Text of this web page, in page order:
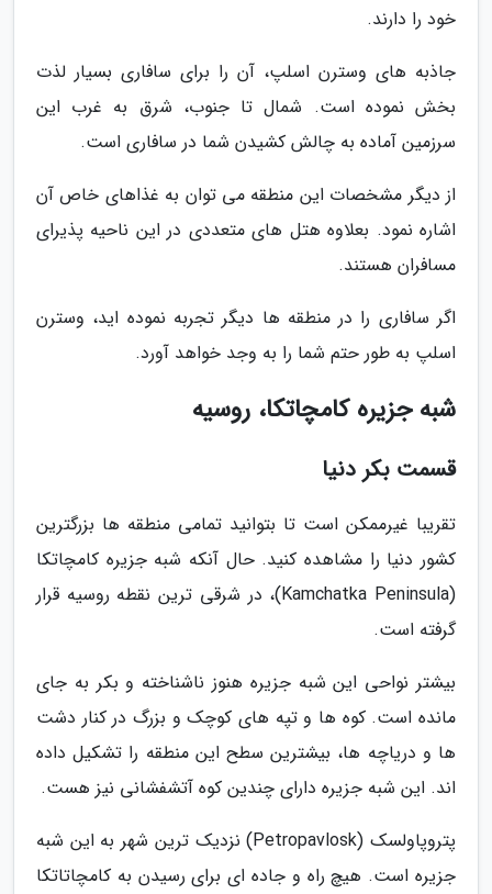
خود را دارند.
جاذبه های وسترن اسلپ، آن را برای سافاری بسیار لذت
بخش نموده است. شمال تا جنوب، شرق به غرب این
سرزمین آماده به چالش کشیدن شما در سافاری است.
از دیگر مشخصات این منطقه می توان به غذاهای خاص آن
اشاره نمود. بعلاوه هتل های متعددی در این ناحیه پذیرای
مسافران هستند.
اگر سافاری را در منطقه ها دیگر تجربه نموده اید، وسترن
اسلپ به طور حتم شما را به وجد خواهد آورد.
شبه جزیره کامچاتکا، روسیه
قسمت بکر دنیا
تقریبا غیرممکن است تا بتوانید تمامی منطقه ها بزرگترین
کشور دنیا را مشاهده کنید. حال آنکه شبه جزیره کامچاتکا
(Kamchatka Peninsula)، در شرقی ترین نقطه روسیه قرار
گرفته است.
بیشتر نواحی این شبه جزیره هنوز ناشناخته و بکر به جای
مانده است. کوه ها و تپه های کوچک و بزرگ در کنار دشت
ها و دریاچه ها، بیشترین سطح این منطقه را تشکیل داده
اند. این شبه جزیره دارای چندین کوه آتشفشانی نیز هست.
پتروپاولسک (Petropavlosk) نزدیک ترین شهر به این شبه
جزیره است. هیچ راه و جاده ای برای رسیدن به کامچاتاتکا